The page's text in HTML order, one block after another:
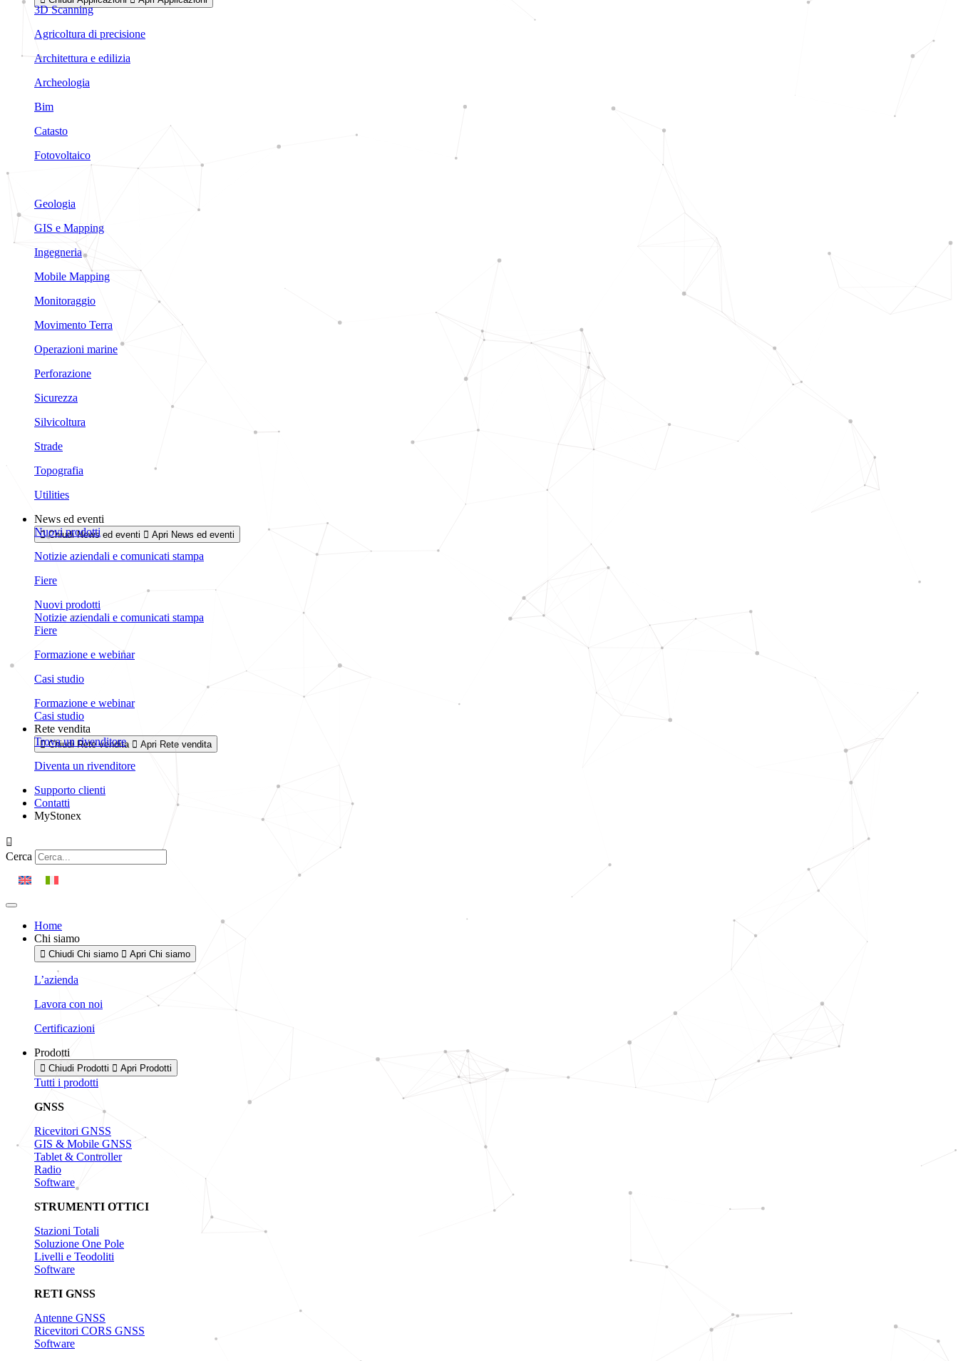
3D Scanning
Agricoltura di precisione
Architettura e edilizia
Archeologia
Bim
Catasto
Fotovoltaico
Geologia
GIS e Mapping
Ingegneria
Mobile Mapping
Monitoraggio
Movimento Terra
Operazioni marine
Perforazione
Sicurezza
Silvicoltura
Strade
Topografia
Utilities
News ed eventi
Chiudi News ed eventi Apri News ed eventi
Nuovi prodotti
Notizie aziendali e comunicati stampa
Fiere
Nuovi prodotti
Notizie aziendali e comunicati stampa
Fiere
Formazione e webinar
Casi studio
Formazione e webinar
Casi studio
Rete vendita
Chiudi Rete vendita Apri Rete vendita
Trova un rivenditore
Diventa un rivenditore
Supporto clienti
Contatti
MyStonex
Cerca
Home
Chi siamo
Chiudi Chi siamo Apri Chi siamo
L’azienda
Lavora con noi
Certificazioni
Prodotti
Chiudi Prodotti Apri Prodotti
Tutti i prodotti
GNSS
Ricevitori GNSS
GIS & Mobile GNSS
Tablet & Controller
Radio
Software
STRUMENTI OTTICI
Stazioni Totali
Soluzione One Pole
Livelli e Teodoliti
Software
RETI GNSS
Antenne GNSS
Ricevitori CORS GNSS
Software